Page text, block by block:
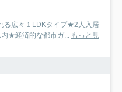
る広々１LDKタイプ★2人入居
★経済的な都市ガ... もっと見